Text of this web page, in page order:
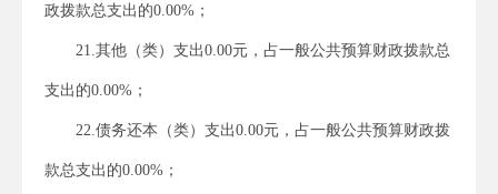
政拨款总支出的0.00%；
21.其他（类）支出0.00元，占一般公共预算财政拨款总
支出的0.00%；
22.债务还本（类）支出0.00元，占一般公共预算财政拨
款总支出的0.00%；